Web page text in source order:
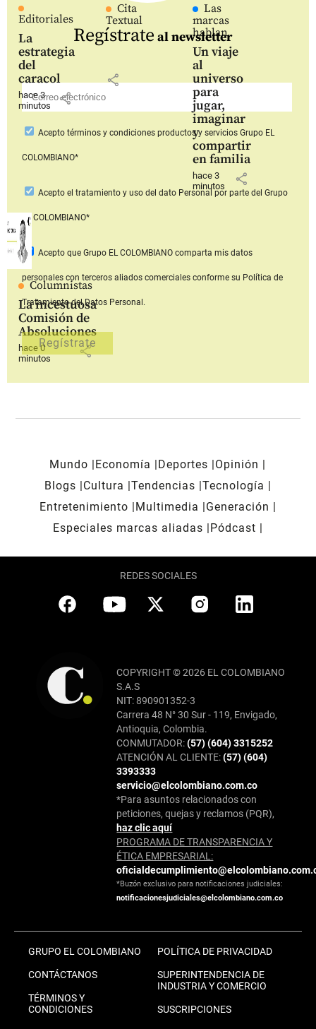
Editoriales
La
estrategia
del
caracol
hace 3
minutos
share
Cita
Textual
share
Las
marcas
hablan
Un viaje
al
universo
para
jugar,
imaginar
y
compartir
en familia
hace 3
minutos
share
Columnistas
La incestuosa
Comisión de
Absoluciones
hace 0
minutos
share
Regístrate al newsletter
Aceptotérminos y condiciones productos y serviciosGrupo EL
COLOMBIANO*
Acepto el tratamiento y uso del dato Personalpor parte del Grupo
EL COLOMBIANO*
Acepto que Grupo EL COLOMBIANOcomparta mis datos
personales con terceros aliados comerciales conforme su Política de
Tratamiento del Datos Personal.
Mundo Economía Deportes
Opinión
Blogs
Cultura Tendencias Tecnología
Entretenimiento
Multimedia
Generación
Especiales marcas aliadas
Pódcast
REDES SOCIALES
COPYRIGHT © 2026 EL COLOMBIANO
S.A.S
NIT: 890901352-3
Carrera 48 N° 30 Sur - 119, Envigado,
Antioquia, Colombia.
CONMUTADOR:(57) (604) 3315252
ATENCIÓN AL CLIENTE:(57) (604)
3393333
servicio@elcolombiano.com.co
*Para asuntos relacionados con
peticiones, quejas y reclamos (PQR),
haz clic aquí
PROGRAMA DE TRANSPARENCIA Y
ÉTICA EMPRESARIAL:
*Buzón exclusivo para notificaciones judiciales:
notificacionesjudiciales@elcolombiano.com.co
GRUPO EL COLOMBIANO
CONTÁCTANOS
TÉRMINOS Y
CONDICIONES
POLÍTICA DE PRIVACIDAD
SUPERINTENDENCIA DE
INDUSTRIA Y COMERCIO
SUSCRIPCIONES